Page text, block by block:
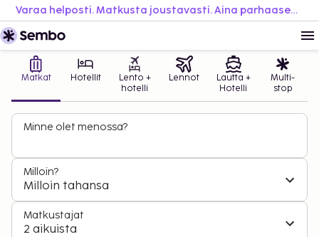
Varaa helposti. Matkusta joustavasti. Aina parhaaseen hintaan.
Matkat Hotellit
Lento +
hotelli
Lennot
Lautta +
Hotelli
Multi-
stop
Minne olet menossa?
Milloin?
Milloin tahansa
Matkustajat
2 aikuista